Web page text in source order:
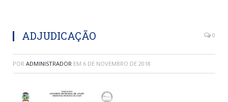
ADJUDICAÇÃO 0
POR ADMINISTRADOR EM 6 DE NOVEMBRO DE 2018